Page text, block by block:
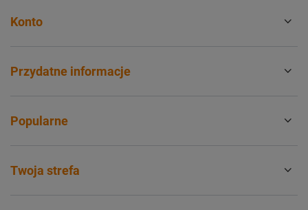
Konto
Przydatne informacje
Popularne
Twoja strefa